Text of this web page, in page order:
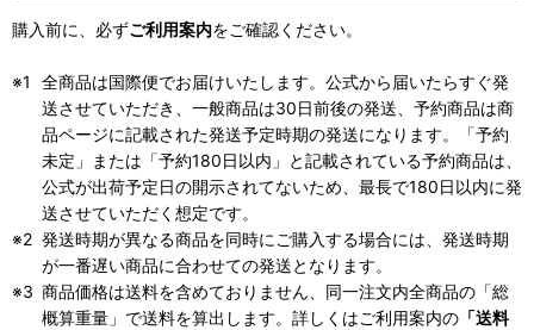
購入前に、必ずご利用案内をご確認ください。
全商品は国際便でお届けいたします。公式から届いたらすぐ発
送させていただき、一般商品は30日前後の発送、予約商品は商
品ページに記載された発送予定時期の発送になります。「予約
未定」または「予約180日以内」と記載されている予約商品は、
公式が出荷予定日の開示されてないため、最長で180日以内に発
送させていただく想定です。
発送時期が異なる商品を同時にご購入する場合には、発送時期
が一番遅い商品に合わせての発送となります。
商品価格は送料を含めておりません、同一注文内全商品の「総
概算重量」で送料を算出します。詳しくはご利用案内の 「送料